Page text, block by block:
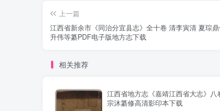
上一篇
江西省新余市《同治分宜县志》全十卷 清李寅清 夏琮
升伟等纂PDF电子版地方志下载
相关推荐
江西省地方志《嘉靖江西省大志》八
宗沐纂修高清影印本下载